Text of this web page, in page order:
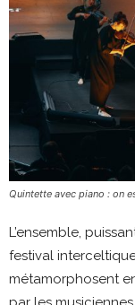
Quintette avec piano : on
L’ensemble,
festival
métamorphosent